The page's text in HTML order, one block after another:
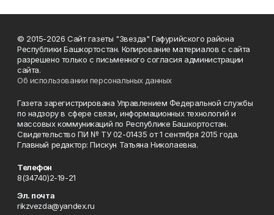
© 2015-2026 Сайт газеты "Звезда" Гафурийского района
Республики Башкортостан. Копирование материалов с сайта
разрешено только с письменного согласия администрации
сайта.
Об использовании персональных данных
Газета зарегистрирована Управлением Федеральной службы
по надзору в сфере связи, информационных технологий и
массовых коммуникаций по Республике Башкортостан.
Свидетельство ПИ № ТУ 02-01435 от 1 сентября 2015 года.
Главный редактор: Пискун Татьяна Николаевна.
Телефон
8(34740)2-19-21
Эл. почта
rikzvezda@yandex.ru